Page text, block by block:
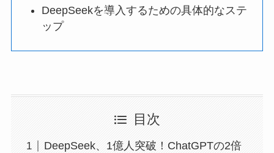
DeepSeekを導入するための具体的なステ
ップ
目次
DeepSeek、1億人突破！ChatGPTの2倍